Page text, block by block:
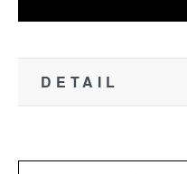
DETAIL